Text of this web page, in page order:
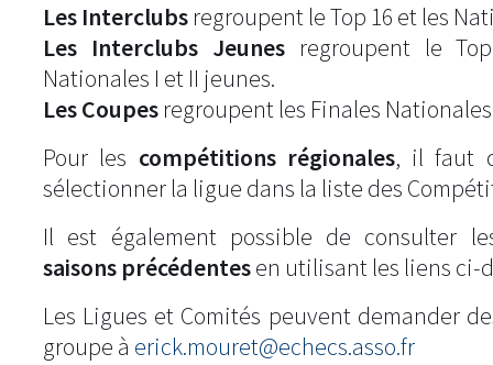
Les Interclubs regroupent le Top 16 et les
Les Interclubs Jeunesregroupent le
Nationales I et II jeunes.
Les Coupes regroupent les Finales
Pour les compétitions régionales, il faut
sélectionner la ligue dans la liste des
Il est également possible de consulter
saisons précédentesen utilisant les liens ci-
Les Ligues et Comités peuvent demander
groupe à erick.mouret@echecs.asso.fr